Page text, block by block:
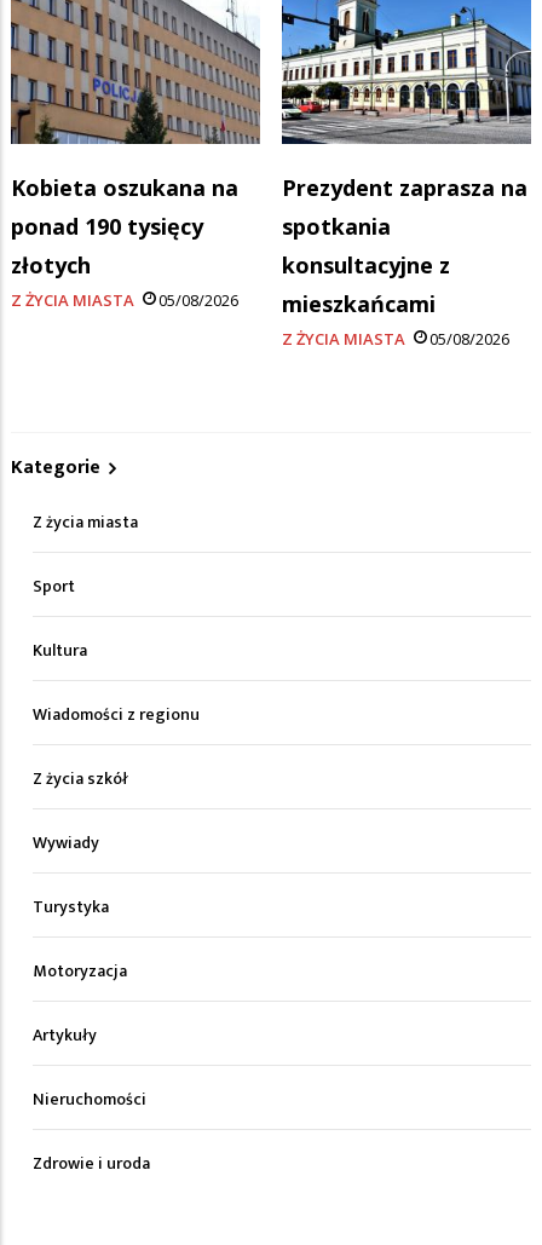
Kobieta oszukana na
ponad 190 tysięcy
złotych
Z ŻYCIA MIASTA 05/08/2026
Prezydent zaprasza na
spotkania
konsultacyjne z
mieszkańcami
Z ŻYCIA MIASTA 05/08/2026
Kategorie
Z życia miasta
Sport
Kultura
Wiadomości z regionu
Z życia szkół
Wywiady
Turystyka
Motoryzacja
Artykuły
Nieruchomości
Zdrowie i uroda